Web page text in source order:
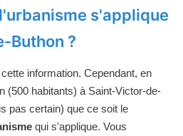
s'applique
Buthon ?
information. Cependant, en
(500 habitants) à Saint-Victor-de-
pas certain) que ce soit le
qui s'applique. Vous